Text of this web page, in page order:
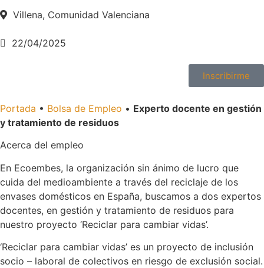
Villena, Comunidad Valenciana
22/04/2025
Inscribirme
Portada • Bolsa de Empleo • Experto docente en gestión
y tratamiento de residuos
Acerca del empleo
En Ecoembes, la organización sin ánimo de lucro que
cuida del medioambiente a través del reciclaje de los
envases domésticos en España, buscamos a dos expertos
docentes, en gestión y tratamiento de residuos para
nuestro proyecto ‘Reciclar para cambiar vidas’.
‘Reciclar para cambiar vidas’ es un proyecto de inclusión
socio – laboral de colectivos en riesgo de exclusión social.